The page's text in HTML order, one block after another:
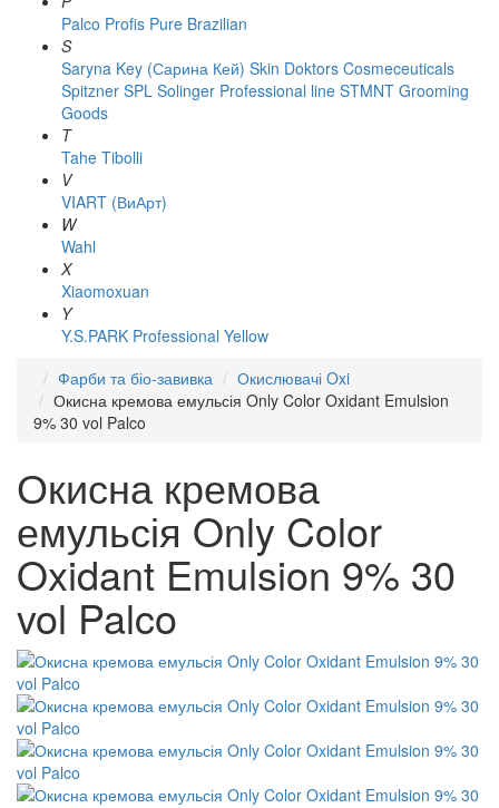
Palco Profis Pure Brazilian
S
Saryna Key (Сарина Кей) Skin Doktors Cosmeceuticals
Spitzner SPL Solinger Professional line STMNT Grooming
Goods
T
Tahe Tibolli
V
VIART (ВиАрт)
W
Wahl
X
Xiaomoxuan
Y
Y.S.PARK Professional Yellow
Фарби та біо-завивка
Окислювачі Oxi
Окисна кремова емульсія Only Color Oxidant Emulsion
9% 30 vol Palco
Окисна кремова
емульсія Only Color
Oxidant Emulsion 9% 30
vol Palco